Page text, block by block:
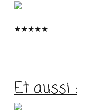
★★★★★
Et aussi :